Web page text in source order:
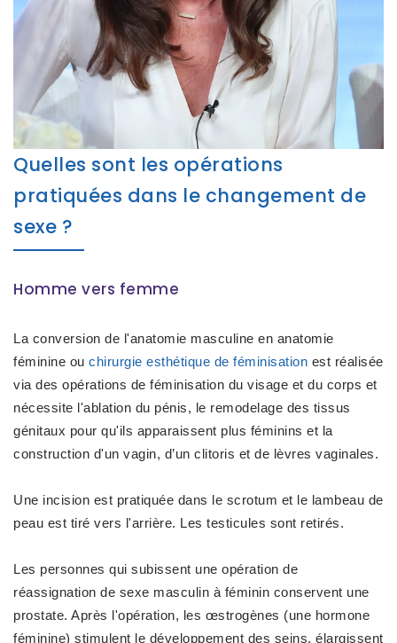
Quelles sont les opérations
pratiquées dans le changement de
sexe ?
Homme vers femme
La conversion de l'anatomie masculine en anatomie
féminine ou chirurgie esthétique de féminisation est réalisée
via des opérations de féminisation du visage et du corps et
nécessite l'ablation du pénis, le remodelage des tissus
génitaux pour qu'ils apparaissent plus féminins et la
construction d'un vagin, d’un clitoris et de lèvres vaginales.
Une incision est pratiquée dans le scrotum et le lambeau de
peau est tiré vers l'arrière. Les testicules sont retirés.
Les personnes qui subissent une opération de
réassignation de sexe masculin à féminin conservent une
prostate. Après l'opération, les œstrogènes (une hormone
féminine) stimulent le développement des seins, élargissent